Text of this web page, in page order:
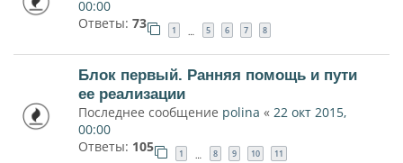
00:00
Ответы: 73 1 … 5 6 7 8
Блок первый. Ранняя помощь и пути
ее реализации
Последнее сообщение polina « 22 окт 2015,
00:00
Ответы: 105 1 … 8 9 10 11